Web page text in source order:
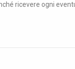
ricevere ogni